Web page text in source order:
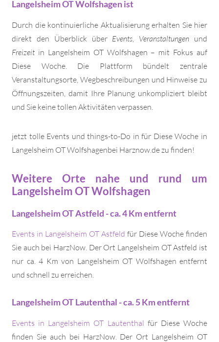
Langelsheim OT Wolfshagen ist
Durch die kontinuierliche Aktualisierung erhalten Sie hier
direkt den Überblick über Events Veranstaltungen und
Freizeitin Langelsheim OT Wolfshagen – mit Fokus auf
Diese Woche. Die Plattform bündelt zentrale
Veranstaltungsorte, Wegbeschreibungen und Hinweise zu
Öffnungszeiten, damit Ihre Planung unkompliziert bleibt
und Sie keine tollen Aktivitäten verpassen.
jetzt tolle Events und things-to-Do in für Diese Woche in
Langelsheim OT Wolfshagenbei Harznow.de zu finden!
Weitere Orte nahe und rund um
Langelsheim OT Wolfshagen
Langelsheim OT Astfeld - ca. 4 Km entfernt
Events in Langelsheim OT Astfeld für Diese Woche finden
Sie auch bei HarzNow. Der Ort Langelsheim OT Astfeld ist
nur ca. 4 Km von Langelsheim OT Wolfshagen entfernt
und schnell zu erreichen.
Langelsheim OT Lautenthal - ca. 5 Km entfernt
Events in Langelsheim OT Lautenthal für Diese Woche
finden Sie auch bei HarzNow. Der Ort Langelsheim OT